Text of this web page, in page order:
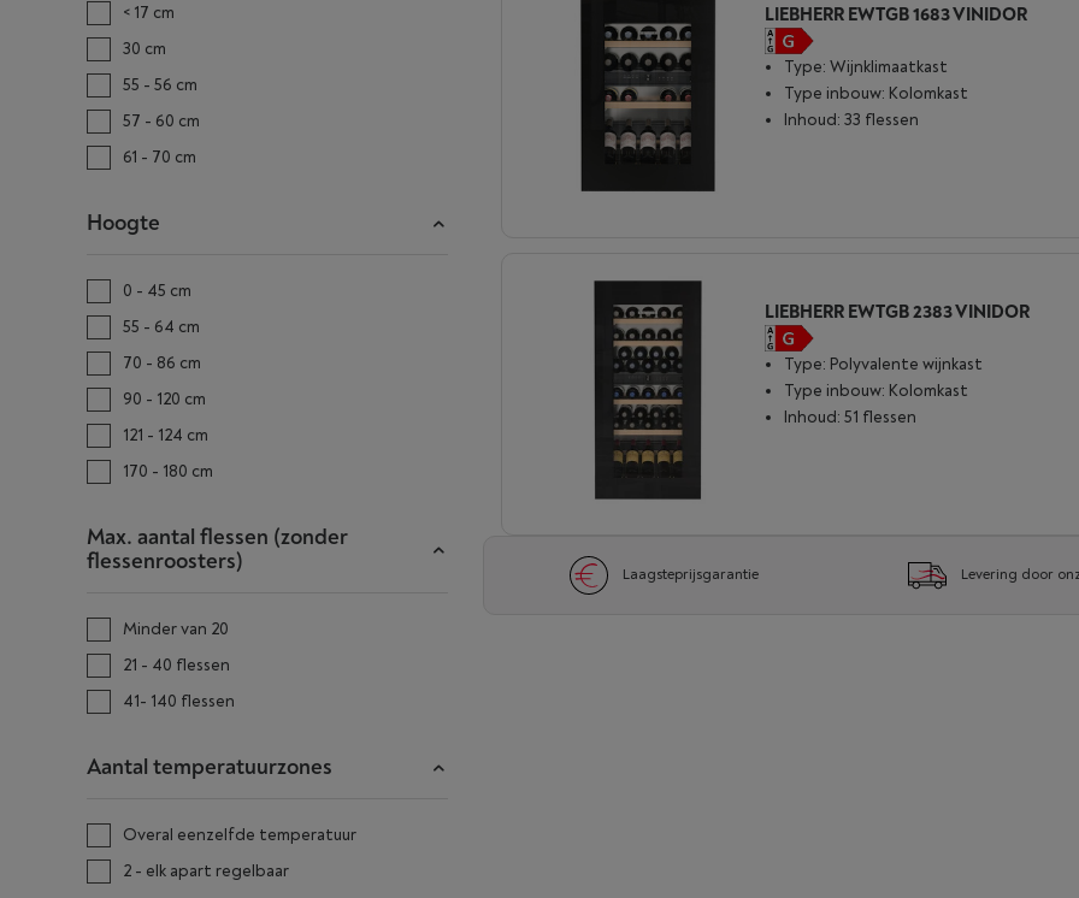
< 17 cm
30 cm
55 - 56 cm
57 - 60 cm
61 - 70 cm
Hoogte
0 - 45 cm
55 - 64 cm
70 - 86 cm
90 - 120 cm
121 - 124 cm
170 - 180 cm
Max. aantal flessen (zonder
flessenroosters)
Minder van 20
21 - 40 flessen
41- 140 flessen
Aantal temperatuurzones
Overal eenzelfde temperatuur
2 - elk apart regelbaar
Laagsteprijsgarantie Levering door
LIEBHERR EWTGB 1683 VINIDOR
Type: Wijnklimaatkast
Type inbouw: Kolomkast
Inhoud: 33 flessen
LIEBHERR EWTGB 2383 VINIDOR
Type: Polyvalente wijnkast
Type inbouw: Kolomkast
Inhoud: 51 flessen